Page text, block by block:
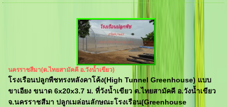
นครราชสีมา(ต.ไทยสามัคคี อ.วังน้ำเขียว)
โรงเรือนปลูกพืชทรงหลังคาโค้ง(High Tunnel Greenhouse) แบบ
ขาเอียง ขนาด 6x20x3.7 ม. ที่วังน้ำเขียว ต.ไทยสามัคคี อ.วังน้ำเขียว
จ.นครราชสีมา ปลูกเมล่อนลักษณะโรงเรือน(Greenhouse